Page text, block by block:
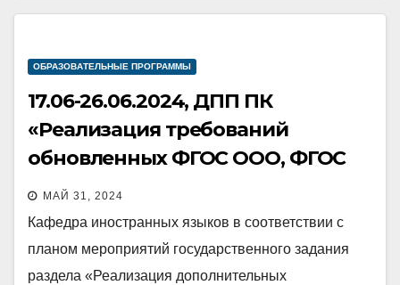
ОБРАЗОВАТЕЛЬНЫЕ ПРОГРАММЫ
17.06-26.06.2024, ДПП ПК
«Реализация требований
обновленных ФГОС ООО, ФГОС
СОО в работе учителя»
МАЙ 31, 2024
Кафедра иностранных языков в соответствии с
планом мероприятий государственного задания
раздела «Реализация дополнительных